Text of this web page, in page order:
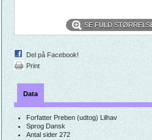
SE FULD
Del på Facebook!
Print
Data
Forfatter Preben (udtog) Lilhav
Sprog Dansk
Antal sider 272